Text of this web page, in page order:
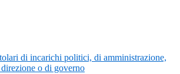
di incarichi politici, di amministrazione,
o di governo